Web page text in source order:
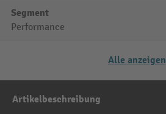
Segment
Performance
Alle anzeigen
Artikelbeschreibung